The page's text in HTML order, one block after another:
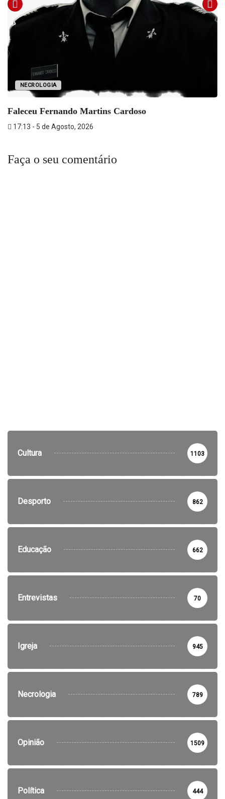
NECROLOGIA
Faleceu Fernando Martins Cardoso
17:13 - 5 de Agosto, 2026
Faça o seu comentário
Cultura 1103
Desporto 862
Educação 662
Entrevistas 70
Igreja 945
Necrologia 789
Opinião 1509
Política 444